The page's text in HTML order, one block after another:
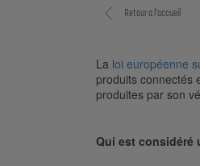
Retour a l'accueil
La loi européenne
produits connectés
produites par son
Qui est considéré